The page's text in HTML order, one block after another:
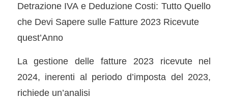
Detrazione IVA e Deduzione Costi: Tutto Quello
che Devi Sapere sulle Fatture 2023 Ricevute
quest’Anno
La gestione delle fatture 2023 ricevute nel
2024, inerenti al periodo d’imposta del 2023,
richiede un’analisi